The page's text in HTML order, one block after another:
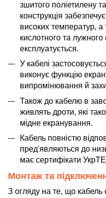
зшитого поліетилену
конструкція
високих температур,
кислотного та
експлуатується.
У кабелі
виконує функцію
випромінювання й
Також до кабелю в
живлять дроти, які
мідне екранування.
Кабель повністю
пред'являються до
має сертифікати
Монтаж та
З огляду на те, що